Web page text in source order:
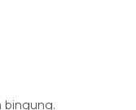
bingung.